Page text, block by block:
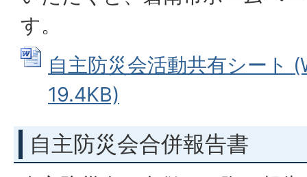
す。
自主防災会活動共有シート
19.4KB)
自主防災会合併報告書